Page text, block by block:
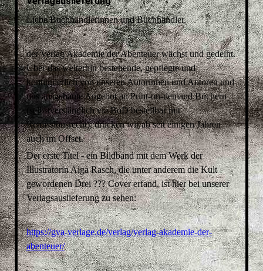
Liebe Buchhändlerinnen und Buchhändler,
der Verlag Akademie der Abenteuer wächst und gedeiht.
Über das weiterhin bestehende, gepflegte und
kontinuierlich von unseren Autorinnen und Autoren und
uns ausgebaute Angebot an Print-on-demand Büchern
(selbstverständlich via BoD bestellbar mit
Remissionsrecht), drucken wir ab seit einigen Jahren
auch im Offset.
Der erste Titel - ein Bildband mit dem Werk der
Illustratorin Aiga Rasch, die unter anderem die Kult
gewordenen Drei ??? Cover erfand, ist hier bei unserer
Verlagsauslieferung zu sehen:
https://gva-verlage.de/verlag/verlag-akademie-der-
abenteuer/